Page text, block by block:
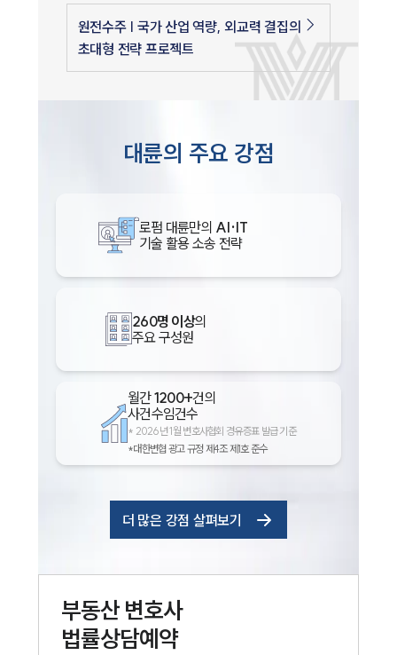
원전수주 | 국가 산업 역량, 외교력 결집의
초대형 전략 프로젝트
대륜의 주요 강점
로펌 대륜만의 AI·IT
기술 활용 소송 전략
260명 이상의
주요 구성원
월간1200+건의
사건수임건수
* 2026년 1월 변호사협회 경유증표 발급 기준
*대한변협 광고 규정 제4조 제1호 준수
더 많은 강점 살펴보기
부동산변호사
법률상담예약